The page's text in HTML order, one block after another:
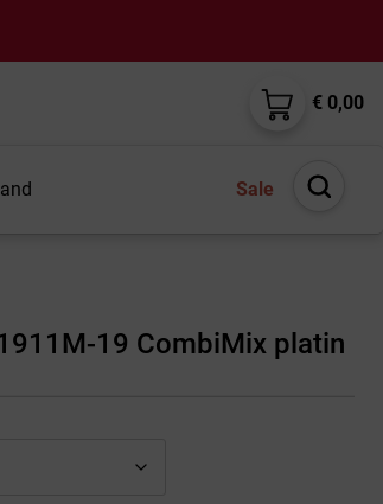
€ 0,00
Sale
Suche
19 CombiMix platin